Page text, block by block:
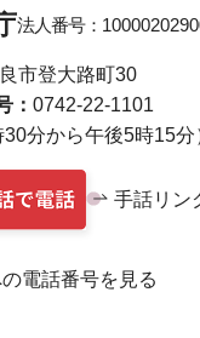
法人番号：
市登大路町30
： 0742-22-1101
30分から午後5時15分
手話リン
電話番号を見る